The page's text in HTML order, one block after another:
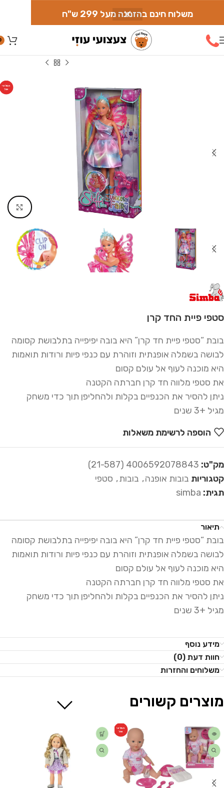
משלוח חינם בהזמנה מעל 299 ש"ח
המלאי
אזל
Click to enlarge
סטפי פיית החד קרן
בובת “סטפי פיית חד קרן” היא בובה יפיפייה בתלבושת קסומה
לבושה בשמלה אופנתית וזוהרת עם כנפי פיות ורודות תואמות
היא מוכנה לעוף אל עולם קסום
את סטפי מלווה חד קרן חברתה הקטנה
ניתן להסיר את הכנפיים בקלות ולהחליפן תוך כדי משחק
מגיל +3 שנים
הוספה לרשימת משאלות
מק"ט: 4006592078843 (21-587)
קטגוריות בובות אופנה, בובות, סטפי
תגית: simba
תיאור
בובת “סטפי פיית חד קרן” היא בובה יפיפייה בתלבושת קסומה
לבושה בשמלה אופנתית וזוהרת עם כנפי פיות ורודות תואמות
היא מוכנה לעוף אל עולם קסום
את סטפי מלווה חד קרן חברתה הקטנה
ניתן להסיר את הכנפיים בקלות ולהחליפן תוך כדי משחק
מגיל +3 שנים
מידע נוסף
חוות דעת (0)
משלוחים והחזרות
מוצרים קשורים
המלאי
אזל